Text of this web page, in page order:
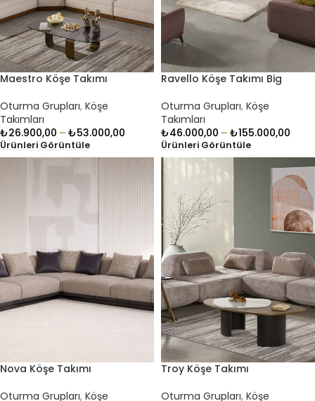
Maestro Köşe Takımı
Oturma Grupları, Köşe
Takımları
₺26.900,00 – ₺53.000,00
Ürünleri Görüntüle
Ravello Köşe Takımı Big
Oturma Grupları, Köşe
Takımları
₺46.000,00 – ₺155.000,00
Ürünleri Görüntüle
Nova Köşe Takımı
Oturma Grupları, Köşe
Troy Köşe Takımı
Oturma Grupları, Köşe